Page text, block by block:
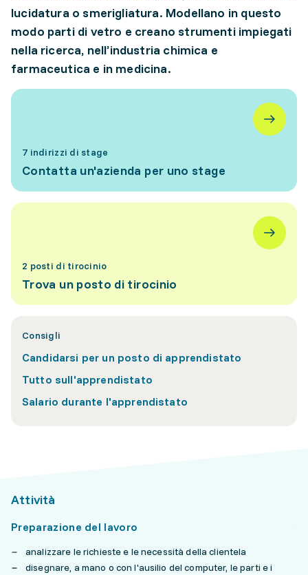
lucidatura o smerigliatura. Modellano in questo
modo parti di vetro e creano strumenti impiegati
nella ricerca, nell’industria chimica e
farmaceutica e in medicina.
7 indirizzi di stage
Contatta un'azienda per uno stage
2 posti di tirocinio
Trova un posto di tirocinio
Consigli
Candidarsi per un posto di apprendistato
Tutto sull'apprendistato
Salario durante l'apprendistato
Attività
Preparazione del lavoro
analizzare le richieste e le necessità della clientela
disegnare, a mano o con l'ausilio del computer, le parti e i